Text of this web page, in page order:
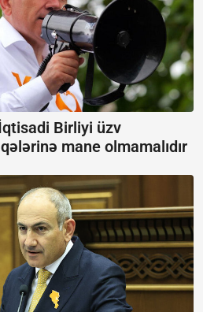
Birliyi üzv
mane olmamalıdır